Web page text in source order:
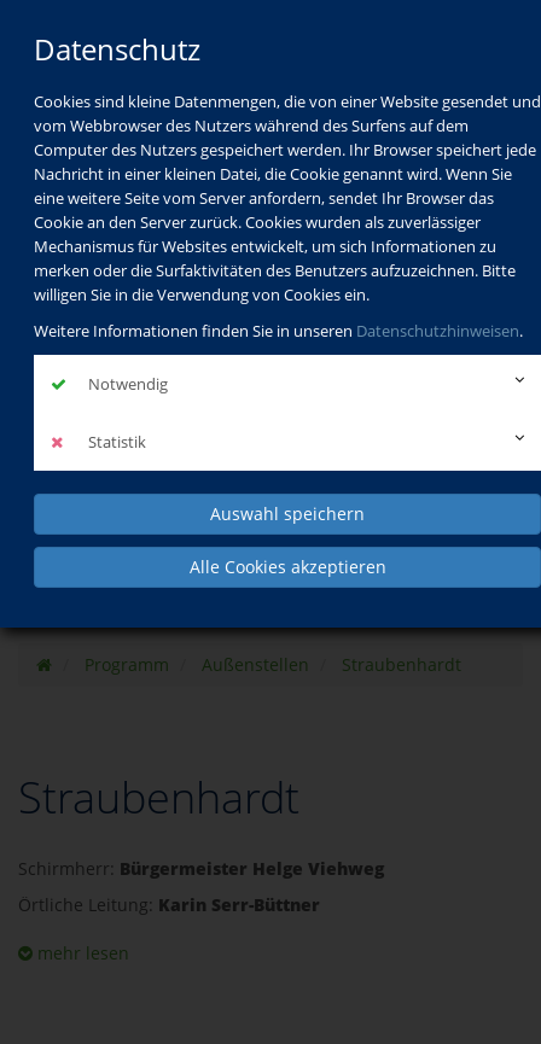
Datenschutz
Cookies sind kleine Datenmengen, die von einer Website gesendet und
vom Webbrowser des Nutzers während des Surfens auf dem
Computer des Nutzers gespeichert werden. Ihr Browser speichert jede
Nachricht in einer kleinen Datei, die Cookie genannt wird. Wenn Sie
eine weitere Seite vom Server anfordern, sendet Ihr Browser das
Cookie an den Server zurück. Cookies wurden als zuverlässiger
Mechanismus für Websites entwickelt, um sich Informationen zu
merken oder die Surfaktivitäten des Benutzers aufzuzeichnen. Bitte
willigen Sie in die Verwendung von Cookies ein.
Weitere Informationen finden Sie in unseren Datenschutzhinweisen.
Notwendig
Statistik
Auswahl speichern
Alle Cookies akzeptieren
Programm
Schulabschlüsse
Schulkindbetreuung
Service
Programm Außenstellen Straubenhardt
Straubenhardt
Schirmherr: Bürgermeister Helge Viehweg
Örtliche Leitung: Karin Serr-Büttner
mehr lesen